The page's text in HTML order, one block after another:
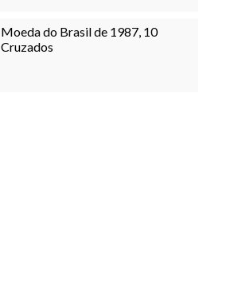
Moeda do Brasil de 1987, 10
Cruzados